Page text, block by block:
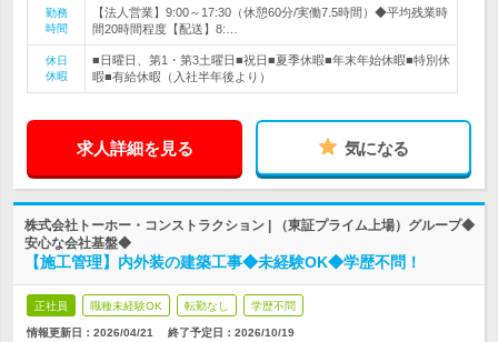
勤務
時間
【法人営業】9:00～17:30（休憩60分/実働7.5時間）◆平均残業時
間20時間程度【配送】8:…
休日
休暇
■日曜日、第1・第3土曜日■祝日■夏季休暇■年末年始休暇■特別休
暇■有給休暇（入社半年後より）
求人詳細を見る 気になる
株式会社トーホー・コンストラクション | （東証プライム上場）グループ◆
安心な会社基盤◆
【施工管理】内外装の建築工事◆未経験OK◆学歴不問！
正社員 職種未経験OK 転勤なし 学歴不問
情報更新日：2026/04/21 終了予定日： 2026/10/19